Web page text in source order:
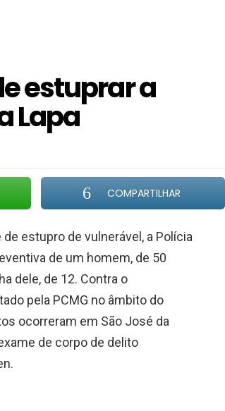
estuprar a
Lapa
COMPARTILHAR
estupro de vulnerável, a Polícia
de um homem, de 50
dele, de 12. Contra o
pela PCMG no âmbito do
ocorreram em São José da
de corpo de delito